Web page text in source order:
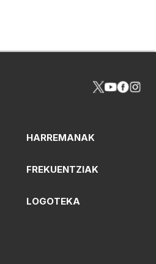
HARREMANAK
FREKUENTZIAK
LOGOTEKA